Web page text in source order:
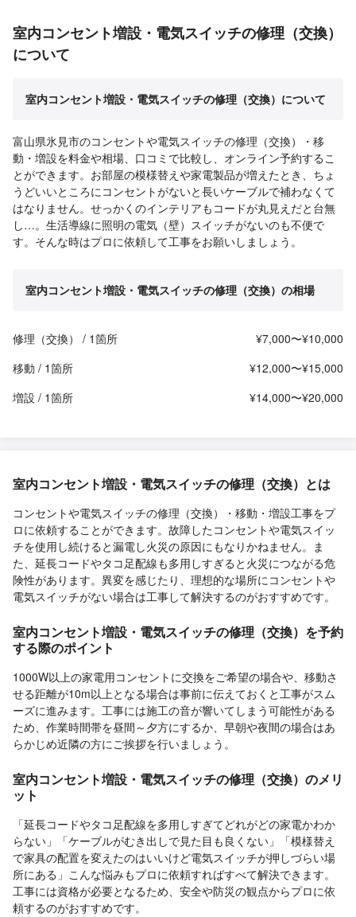
室内コンセント増設・電気スイッチの修理（交換）
について
室内コンセント増設・電気スイッチの修理（交換）について
富山県氷見市のコンセントや電気スイッチの修理（交換）・移
動・増設を料金や相場、口コミで比較し、オンライン予約するこ
とができます。お部屋の模様替えや家電製品が増えたとき、ちょ
うどいいところにコンセントがないと長いケーブルで補わなくて
はなりません。せっかくのインテリアもコードが丸見えだと台無
し…。生活導線に照明の電気（壁）スイッチがないのも不便で
す。そんな時はプロに依頼して工事をお願いしましょう。
室内コンセント増設・電気スイッチの修理（交換）の相場
修理（交換） / 1箇所
¥7,000〜¥10,000
移動 / 1箇所
¥12,000〜¥15,000
増設 / 1箇所
¥14,000〜¥20,000
室内コンセント増設・電気スイッチの修理（交換）とは
コンセントや電気スイッチの修理（交換）・移動・増設工事をプ
ロに依頼することができます。故障したコンセントや電気スイッ
チを使用し続けると漏電し火災の原因にもなりかねません。ま
た、延長コードやタコ足配線も多用しすぎると火災につながる危
険性があります。異変を感じたり、理想的な場所にコンセントや
電気スイッチがない場合は工事して解決するのがおすすめです。
室内コンセント増設・電気スイッチの修理（交換）を予約
する際のポイント
1000W以上の家電用コンセントに交換をご希望の場合や、移動さ
せる距離が10m以上となる場合は事前に伝えておくと工事がスム
ーズに進みます。工事には施工の音が響いてしまう可能性がある
ため、作業時間帯を昼間～夕方にするか、早朝や夜間の場合はあ
らかじめ近隣の方にご挨拶を行いましょう。
室内コンセント増設・電気スイッチの修理（交換）のメリ
ット
「延長コードやタコ足配線を多用しすぎてどれがどの家電かわか
らない」「ケーブルがむき出しで見た目も良くない」「模様替え
で家具の配置を変えたのはいいけど電気スイッチが押しづらい場
所にある」こんな悩みもプロに依頼すればすべて解決できます。
工事には資格が必要となるため、安全や防災の観点からプロに依
頼するのがおすすめです。